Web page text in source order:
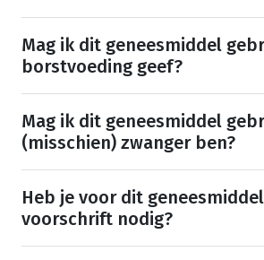
Mag ik dit geneesmiddel
borstvoeding geef?
Mag ik dit geneesmiddel
(misschien) zwanger ben?
Heb je voor dit
voorschrift nodig?